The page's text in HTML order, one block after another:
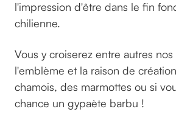
l'impression d'être dans le fin
chilienne.
Vous y croiserez entre autres
l'emblème et la raison de
chamois, des marmottes ou si
chance un gypaète barbu !